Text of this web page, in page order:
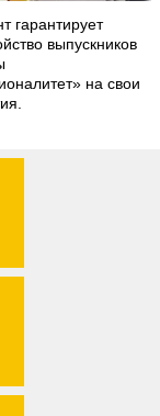
гарантирует
выпускников
на свои